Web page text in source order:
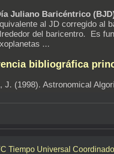
Juliano Baricéntrico
al JD corregido al
del baricentro. Es
...
bibliográfica
J. (1998). Astronomical
Tiempo Universal